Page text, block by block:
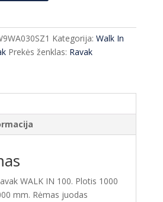
Kategorija: Walk In
Prekės ženklas: Ravak
WALK IN 100. Plotis 1000
mm. Rėmas juodas